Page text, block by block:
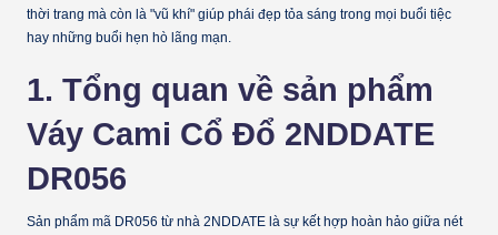
thời trang mà còn là "vũ khí" giúp phái đẹp tỏa sáng trong mọi buổi tiệc
hay những buổi hẹn hò lãng mạn.
1. Tổng quan về sản phẩm
Váy Cami Cổ Đổ 2NDDATE
DR056
Sản phẩm mã DR056 từ nhà 2NDDATE là sự kết hợp hoàn hảo giữa nét